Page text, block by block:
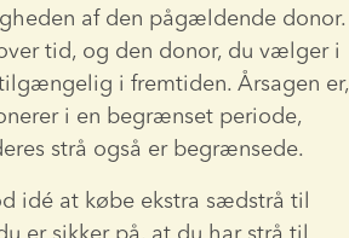
af den pågældende donor.
tid, og den donor, du vælger i
i fremtiden. Årsagen er,
i en begrænset periode,
strå også er begrænsede.
idé at købe ekstra sædstrå til